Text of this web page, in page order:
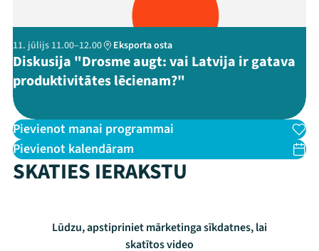
11. jūlijs 11.00–12.00 Eksporta osta
Diskusija "Drosme augt: vai Latvija ir gatava
produktivitātes lēcienam?"
Pievienot manai programmai
Pievienot kalendāram
SKATIES IERAKSTU
Lūdzu, apstipriniet mārketinga sīkdatnes, lai
skatītos video